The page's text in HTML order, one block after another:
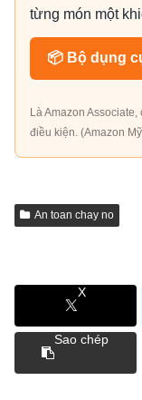
từng món một
📦 Bộ dụng
Là Amazon
điều kiện. (Amazon
An toan chay no
X
Sao chép